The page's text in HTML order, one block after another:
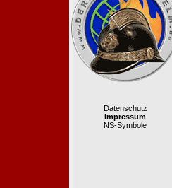
Datenschutz
Impressum
NS-Symbole